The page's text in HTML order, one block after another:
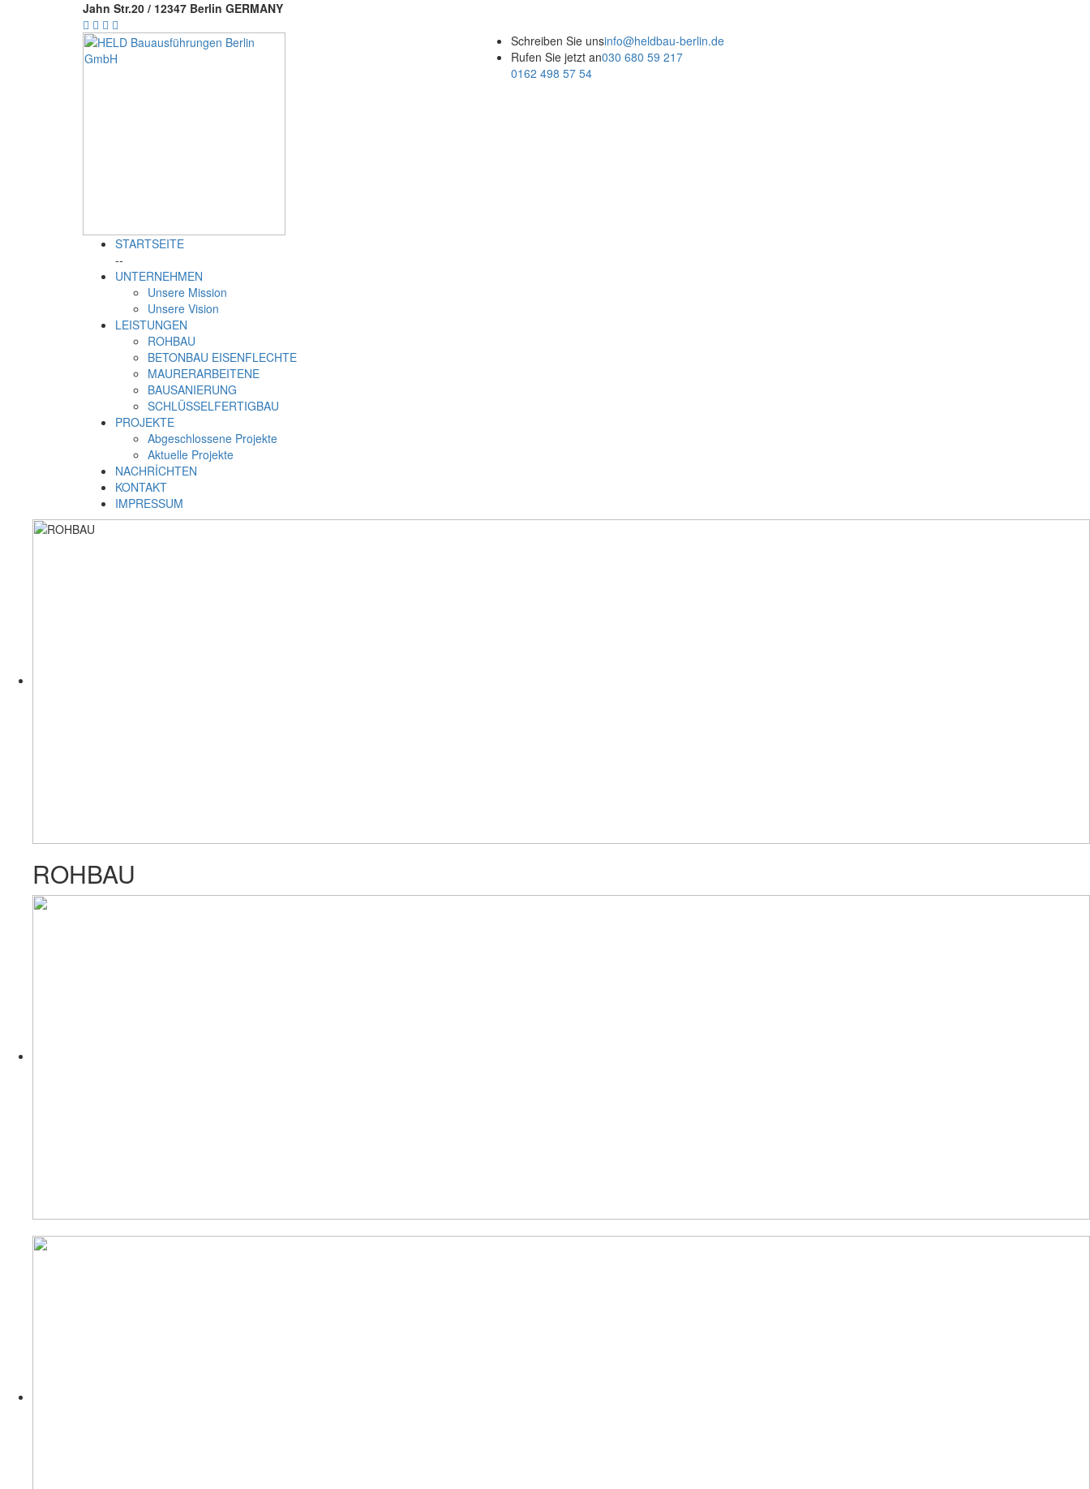
Jahn Str.20 / 12347 Berlin GERMANY
Schreiben Sie unsinfo@heldbau-berlin.de
Rufen Sie jetzt an030 680 59 217
0162 498 57 54
STARTSEITE
--
UNTERNEHMEN
Unsere Mission
Unsere Vision
LEISTUNGEN
ROHBAU
BETONBAU EISENFLECHTE
MAURERARBEITENE
BAUSANIERUNG
SCHLÜSSELFERTIGBAU
PROJEKTE
Abgeschlossene Projekte
Aktuelle Projekte
NACHRİCHTEN
KONTAKT
IMPRESSUM
ROHBAU